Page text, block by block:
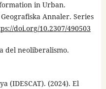
in Urban.
Annaler. Series
doi.org/10.2307/490503
del neoliberalismo.
(IDESCAT). (2024). El